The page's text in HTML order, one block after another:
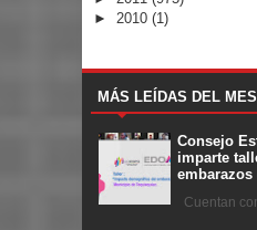
► 2010 (1)
MÁS LEÍDAS DEL MES
Consejo
imparte
embarazos
Cuentan